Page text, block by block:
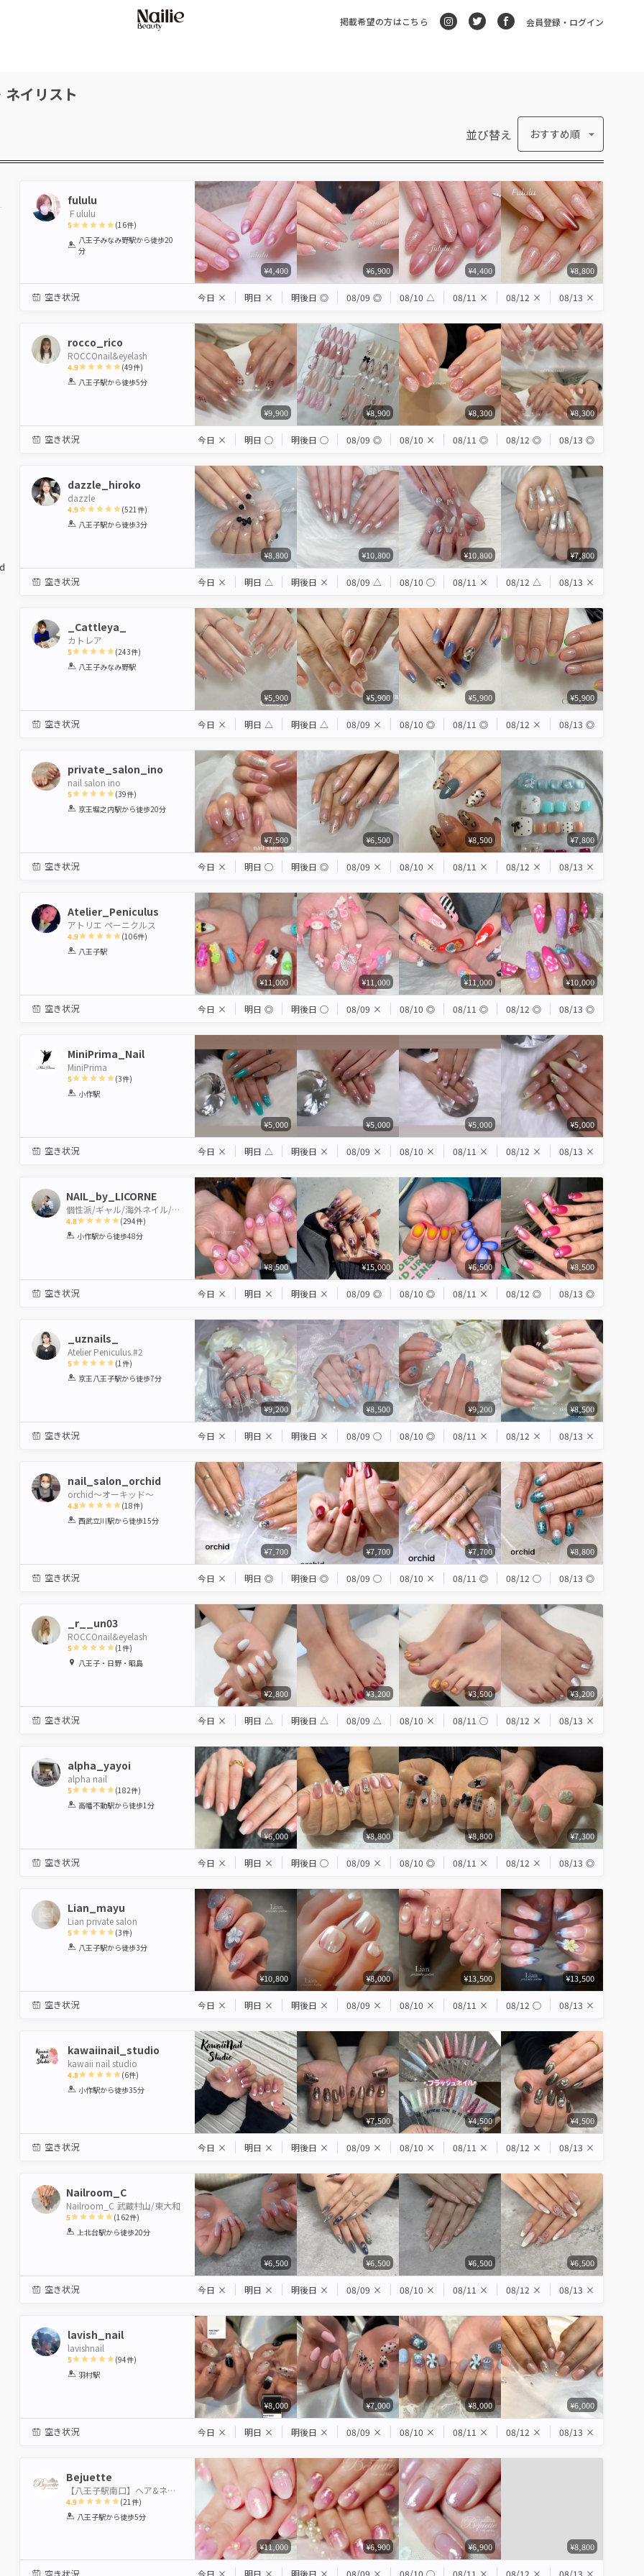
掲載希望の方はこちら 会員登録・ログイン
イリスト
並び替え おすすめ順
fululu
Ｆululu
5
1
Star
2
Stars
3 4 5
(16件)
八王子みなみ野駅から徒歩20
分
¥4,400 ¥6,900 ¥4,400 ¥8,800
空き状況 今日 × 明日 × 明後日 ◎ 08/09 ◎ 08/10 △ 08/11 × 08/12 × 08/13 ×
rocco_rico
ROCCOnail&eyelash
4.9
1 2 3 4 5
(49件)
八王子駅から徒歩5分
¥9,900 ¥8,900 ¥8,300 ¥8,300
空き状況 今日 × 明日 ◯ 明後日 ◯ 08/09 ◎ 08/10 × 08/11 ◎ 08/12 ◎ 08/13 ◎
dazzle_hiroko
dazzle
4.9
1 2 3 4 5
(521 件)
八王子駅から徒歩3分
¥8,800 ¥10,800 ¥10,800 ¥7,800
空き状況 今日 × 明日 △ 明後日 × 08/09 △ 08/10 ◯ 08/11 × 08/12 △ 08/13 ×
_Cattleya_
カトレア
5
1 2 3 4 5
(243件)
八王子みなみ野駅
¥5,900 ¥5,900 ¥5,900 ¥5,900
空き状況 今日 × 明日 △ 明後日 △ 08/09 × 08/10 ◎ 08/11 ◎ 08/12 × 08/13 ◎
private_salon_ino
nail salon ino
5
1 2 3 4 5
(39件)
京王堀之内駅から徒歩20分
¥7,500 ¥6,500 ¥8,500 ¥7,800
空き状況 今日 × 明日 ◯ 明後日 ◎ 08/09 × 08/10 × 08/11 × 08/12 × 08/13 ×
Atelier_Peniculus
アトリエ ペーニクルス
4.9
1 2 3 4
(106件)
八王子駅
¥11,000 ¥11,000 ¥11,000 ¥10,000
空き状況 今日 × 明日 ◎ 明後日 ◯ 08/09 × 08/10 ◎ 08/11 ◎ 08/12 ◎ 08/13 ◎
MiniPrima_Nail
MiniPrima
5
1 2 3 4
(3件)
小作駅
¥5,000 ¥5,000 ¥5,000 ¥5,000
空き状況 今日 × 明日 △ 明後日 × 08/09 × 08/10 × 08/11 × 08/12 × 08/13 ×
NAIL_by_LICORNE
個性派/ギャル/海外ネイル/ワンホンネイル
4.8
1 2 3 4 5
(294件)
小作駅から徒歩48分
¥8,500 ¥15,000 ¥6,500 ¥8,500
空き状況 今日 × 明日 × 明後日 × 08/09 ◎ 08/10 ◎ 08/11 × 08/12 ◎ 08/13 ◎
_uznails_
Atelier Peniculus.#2
5
1 2 3 4 5
(1 件)
京王八王子駅から徒歩7分
¥9,200 ¥8,500 ¥9,200 ¥8,500
空き状況 今日 × 明日 × 明後日 × 08/09 ◯ 08/10 ◎ 08/11 × 08/12 × 08/13 ×
nail_salon_orchid
orchid～オーキッド～
4.8
1 2 3 4 5
(18件)
西武立川駅から徒歩15分
¥7,700 ¥7,700 ¥7,700 ¥8,800
空き状況 今日 × 明日 ◎ 明後日 ◎ 08/09 ◯ 08/10 × 08/11 ◎ 08/12 ◯ 08/13 ◎
_r__un03
ROCCOnail&eyelash
5
1 2 3 4
5
(1 件)
八王子・日野・昭島
¥2,800 ¥3,200 ¥3,500 ¥3,200
空き状況 今日 × 明日 △ 明後日 △ 08/09 △ 08/10 × 08/11 ◯ 08/12 × 08/13 ×
alpha_yayoi
alpha nail
5
1 2 3 4 5
(182件)
高幡不動駅から徒歩1分
¥6,000 ¥8,800 ¥8,800 ¥7,300
空き状況 今日 × 明日 × 明後日 ◯ 08/09 × 08/10 ◎ 08/11 × 08/12 × 08/13 ◎
Lian_mayu
Lian private salon
5
1 2 3 4 5
(3件)
八王子駅から徒歩3分
¥10,800 ¥8,000 ¥13,500 ¥13,500
空き状況 今日 × 明日 × 明後日 × 08/09 × 08/10 × 08/11 × 08/12 ◯ 08/13 ×
kawaiinail_studio
kawaii nail studio
4.8
1 2 3 4 5
(6件)
小作駅から徒歩35分
¥7,500 ¥4,500 ¥4,500
空き状況 今日 × 明日 × 明後日 × 08/09 × 08/10 × 08/11 × 08/12 × 08/13 ×
Nailroom_C
Nailroom_C 武蔵村山/東大和
5
1 2 3 4 5
(162件)
上北台駅から徒歩20分
¥6,500 ¥6,500 ¥6,500 ¥6,500
空き状況 今日 × 明日 × 明後日 × 08/09 × 08/10 × 08/11 × 08/12 × 08/13 ×
lavish_nail
lavishnail
5
1 2 3 4
(94件)
羽村駅
¥8,000 ¥7,000 ¥8,000 ¥6,000
空き状況 今日 × 明日 × 明後日 × 08/09 × 08/10 × 08/11 × 08/12 × 08/13 ×
Bejuette
【八王子駅南口】ヘア&ネイル ビジュエット
4.9
1 2 3 4 5
(21 件)
八王子駅から徒歩5分
¥11,000 ¥6,900 ¥6,900 ¥8,800
空き状況